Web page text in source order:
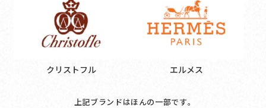
クリストフル エルメス
上記ブランドはほんの一部です｡